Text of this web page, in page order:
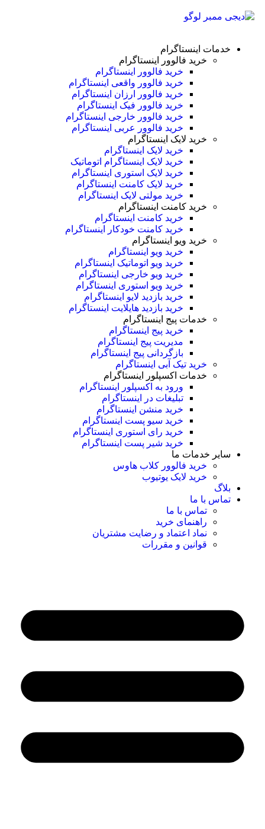
خدمات اینستاگرام
خرید فالوور اینستاگرام
خرید فالوور اینستاگرام
خرید فالوور واقعی اینستاگرام
خرید فالوور ارزان اینستاگرام
خرید فالوور فیک اینستاگرام
خرید فالوور خارجی اینستاگرام
خرید فالوور عربی اینستاگرام
خرید لایک اینستاگرام
خرید لایک اینستاگرام
خرید لایک اینستاگرام اتوماتیک
خرید لایک استوری اینستاگرام
خرید لایک کامنت اینستاگرام
خرید مولتی لایک اینستاگرام
خرید کامنت اینستاگرام
خرید کامنت اینستاگرام
خرید کامنت خودکار اینستاگرام
خرید ویو اینستاگرام
خرید ویو اینستاگرام
خرید ویو اتوماتیک اینستاگرام
خرید ویو خارجی اینستاگرام
خرید ویو استوری اینستاگرام
خرید بازدید لایو اینستاگرام
خرید بازدید هایلایت اینستاگرام
خدمات پیج اینستاگرام
خرید پیج اینستاگرام
مدیریت پیج اینستاگرام
بازگردانی پیج اینستاگرام
خرید تیک آبی اینستاگرام
خدمات اکسپلور اینستاگرام
ورود به اکسپلور اینستاگرام
تبلیغات در اینستاگرام
خرید منشن اینستاگرام
خرید سیو پست اینستاگرام
خرید رای استوری اینستاگرام
خرید شیر پست اینستاگرام
سایر خدمات ما
خرید فالوور کلاب هاوس
خرید لایک یوتیوب
بلاگ
تماس با ما
تماس با ما
راهنمای خرید
نماد اعتماد و رضایت مشتریان
قوانین و مقررات